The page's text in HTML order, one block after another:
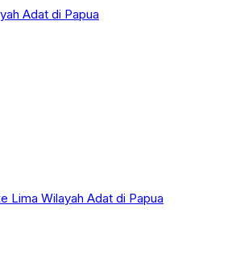
Adat di Papua
Lima Wilayah Adat di Papua